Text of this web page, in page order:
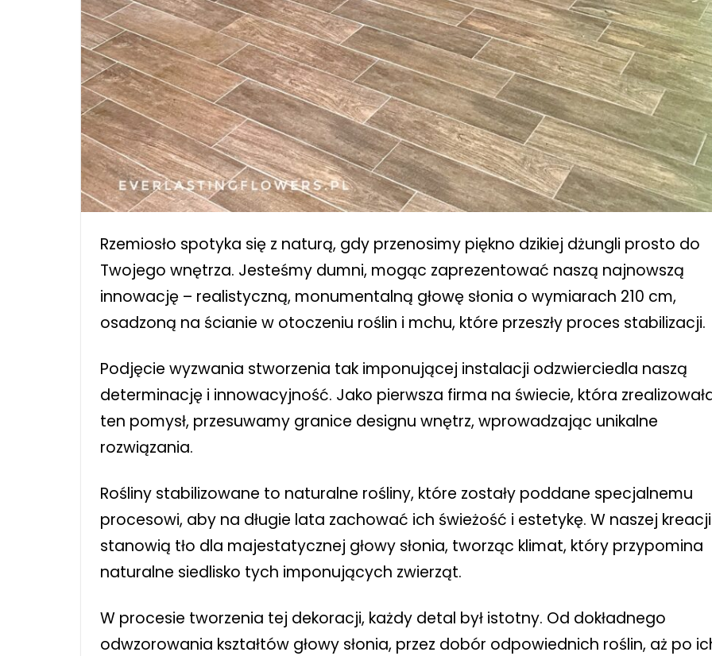
Rzemiosło spotyka się z naturą, gdy przenosimy piękno dzikiej dżungli prosto do
Twojego wnętrza. Jesteśmy dumni, mogąc zaprezentować naszą najnowszą
innowację – realistyczną, monumentalną głowę słonia o wymiarach 210 cm,
osadzoną na ścianie w otoczeniu roślin i mchu, które przeszły proces stabilizacji.
Podjęcie wyzwania stworzenia tak imponującej instalacji odzwierciedla naszą
determinację i innowacyjność. Jako pierwsza firma na świecie, która
ten pomysł, przesuwamy granice designu wnętrz, wprowadzając unikalne
rozwiązania.
Rośliny stabilizowane to naturalne rośliny, które zostały poddane specjalnemu
procesowi, aby na długie lata zachować ich świeżość i estetykę. W naszej kreacji
stanowią tło dla majestatycznej głowy słonia, tworząc klimat, który przypomina
naturalne siedlisko tych imponujących zwierząt.
W procesie tworzenia tej dekoracji, każdy detal był istotny. Od dokładnego
odwzorowania kształtów głowy słonia, przez dobór odpowiednich roślin, aż po